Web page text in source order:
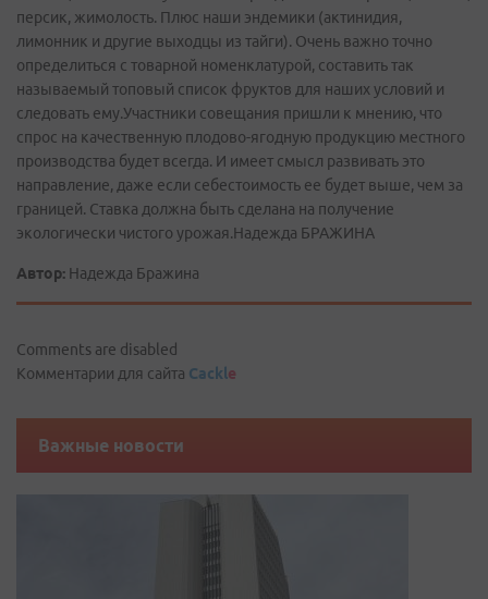
Автор: Надежда Бражина
Comments are disabled
Комментарии для сайта Cackle
Важные новости